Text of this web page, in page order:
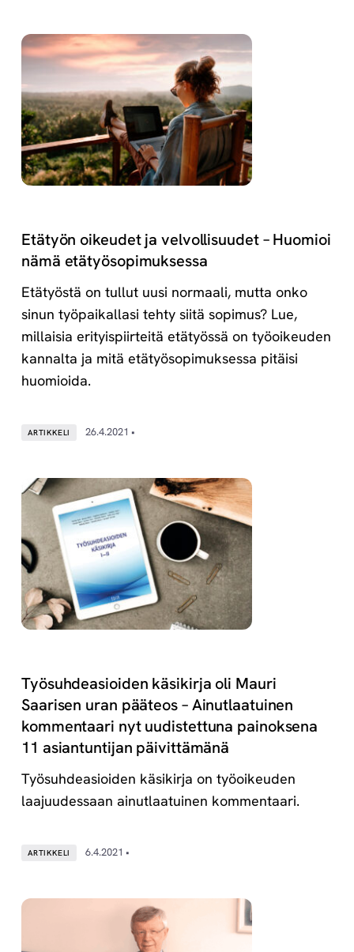
Etätyön oikeudet ja velvollisuudet – Huomioi
nämä etätyösopimuksessa
Etätyöstä on tullut uusi normaali, mutta onko
sinun työpaikallasi tehty siitä sopimus? Lue,
millaisia erityispiirteitä etätyössä on työoikeuden
kannalta ja mitä etätyösopimuksessa pitäisi
huomioida.
ARTIKKELI 26.4.2021 •
Työsuhdeasioiden käsikirja oli Mauri
Saarisen uran pääteos – Ainutlaatuinen
kommentaari nyt uudistettuna painoksena
11 asiantuntijan päivittämänä
Työsuhdeasioiden käsikirja on työoikeuden
laajuudessaan ainutlaatuinen kommentaari.
ARTIKKELI 6.4.2021 •